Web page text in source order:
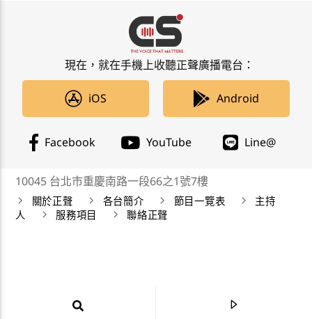
現在，就在手機上收聽正聲廣播電台：
iOS Android
Facebook YouTube Line@
10045 台北市重慶南路一段66之1號7樓
關於正聲
各台簡介 節目一覽表
主持
人
服務項目 聯絡正聲